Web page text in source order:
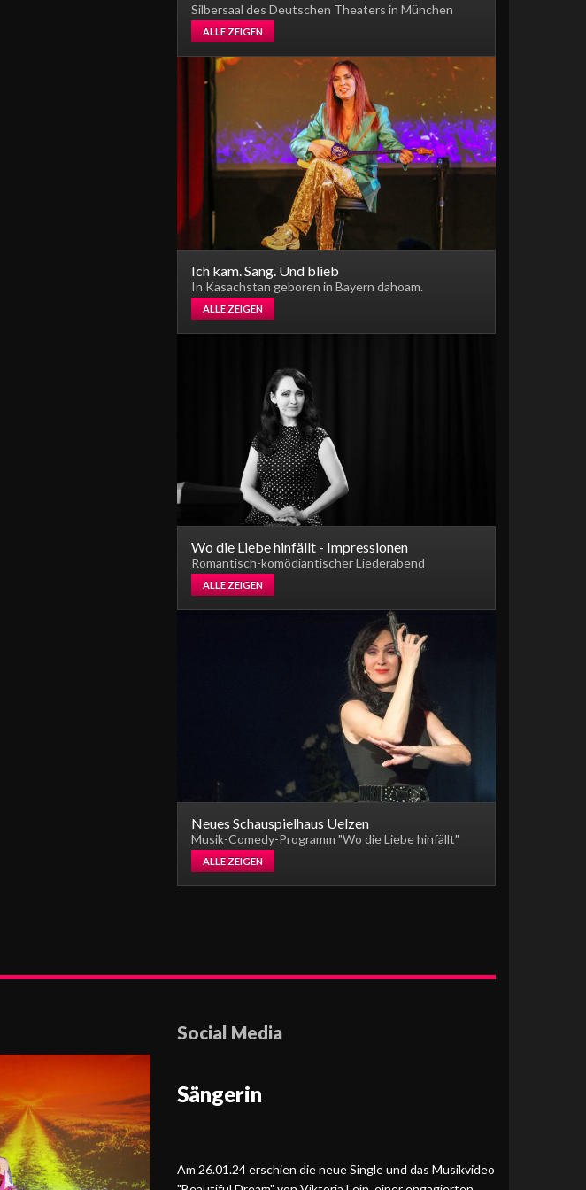
Silbersaal des Deutschen Theaters in München
ALLE ZEIGEN
Ich kam. Sang. Und blieb
In Kasachstan geboren in Bayern dahoam.
ALLE ZEIGEN
Wo die Liebe hinfällt - Impressionen
Romantisch-komödiantischer Liederabend
ALLE ZEIGEN
Neues Schauspielhaus Uelzen
Musik-Comedy-Programm "Wo die Liebe hinfällt"
ALLE ZEIGEN
Social Media
Sängerin
Am 26.01.24 erschien die neue Single und das Musikvideo